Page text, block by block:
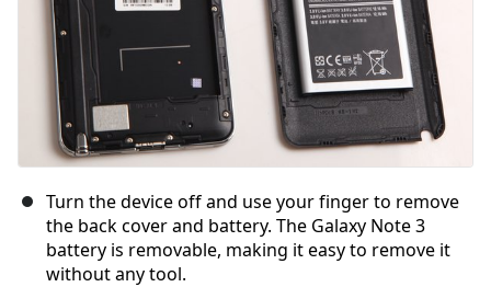
Turn the device off and use your finger to remove
the back cover and battery. The Galaxy Note 3
battery is removable, making it easy to remove it
without any tool.